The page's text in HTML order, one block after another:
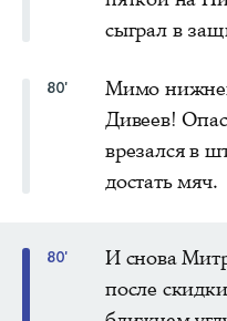
сыграл в
80'
Мимо
Дивеев!
врезался в
достать мяч.
80'
И снова
после